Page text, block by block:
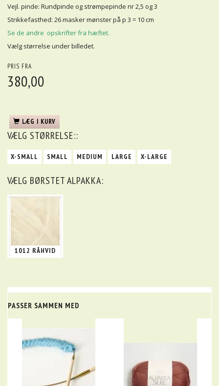
Vejl. pinde: Rundpinde og strømpepinde nr 2,5 og 3
Strikkefasthed: 26 masker mønster på p 3 = 10 cm
Se de andre opskrifter fra hæftet.
Vælg størrelse under billedet.
PRIS FRA
380,00
LÆG I KURV
VÆLG STØRRELSE::
X-SMALL SMALL MEDIUM LARGE X-LARGE
VÆLG BØRSTET ALPAKKA:
1012 RÅHVID
PASSER SAMMEN MED